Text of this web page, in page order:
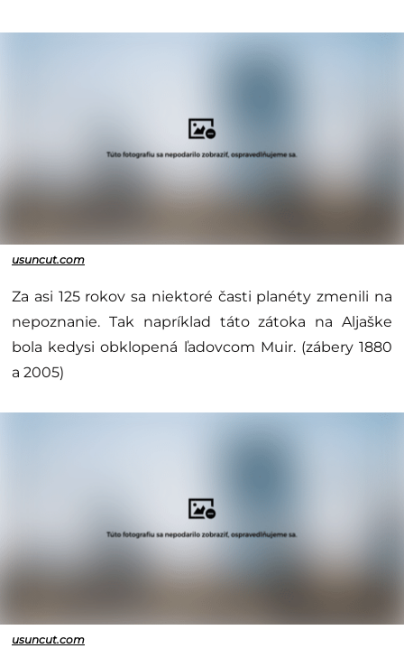
usuncut.com
Za asi 125 rokov sa niektoré časti planéty zmenili na
nepoznanie. Tak napríklad táto zátoka na Aljaške
bola kedysi obklopená ľadovcom Muir. (zábery 1880
a 2005)
usuncut.com